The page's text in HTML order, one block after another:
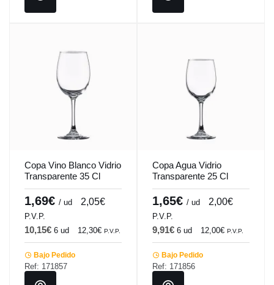
Copa Vino Blanco Vidrio
Transparente 35 Cl
Syrah-Tensionada
Vicrila
1,69€ / ud 2,05€
P.V.P.
10,15€ 6 ud 12,30€ P.V.P.
Bajo Pedido
Ref: 171857
Copa Agua Vidrio
Transparente 25 Cl
Syrah-Tensionada
Vicrila
1,65€ / ud 2,00€
P.V.P.
9,91€ 6 ud 12,00€ P.V.P.
Bajo Pedido
Ref: 171856